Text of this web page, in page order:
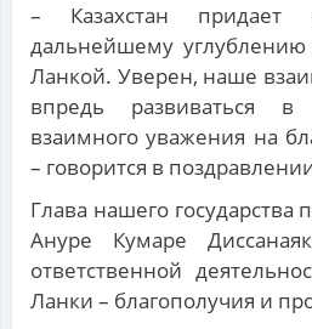
– Казахстан придает
дальнейшему
Ланкой. Уверен, наше
впредь развиваться
взаимного уважения на
– говорится в
Глава нашего государства
Ануре Кумаре
ответственной
Ланки – благополучия и